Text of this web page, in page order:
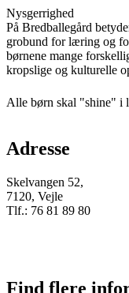
Nysgerrighed
På Bredballegård
grobund for læring og
børnene mange
kropslige og kulturelle
Alle børn skal "shine" i
Adresse
Skelvangen 52,
7120, Vejle
Tlf.: 76 81 89 80
Find flere